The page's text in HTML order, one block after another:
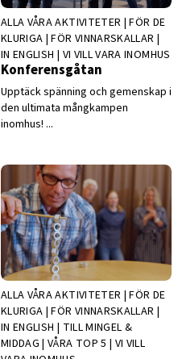
ALLA VÅRA AKTIVITETER | FÖR DE
KLURIGA | FÖR VINNARSKALLAR |
IN ENGLISH | VI VILL VARA INOMHUS
Konferensgåtan
Upptäck spänning och gemenskap i
den ultimata mångkampen
inomhus! ...
ALLA VÅRA AKTIVITETER | FÖR DE
KLURIGA | FÖR VINNARSKALLAR |
IN ENGLISH | TILL MINGEL &
MIDDAG | VÅRA TOP 5 | VI VILL